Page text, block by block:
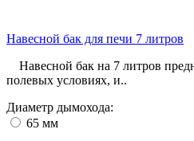
Навесной бак для печи 7 литров
Навесной бак на 7 литров
полевых условиях, и..
Диаметр дымохода:
65 мм